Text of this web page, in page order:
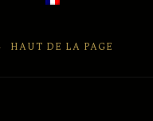
HAUT DE LA PAGE